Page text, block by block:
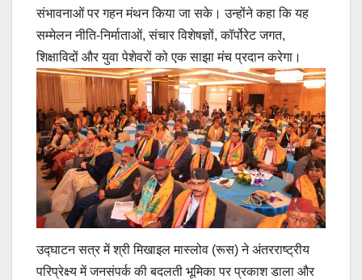
संभावनाओं पर गहन मंथन किया जा सके। उन्होंने कहा कि यह
सम्मेलन नीति-निर्माताओं, संचार विशेषज्ञों, कॉर्पोरेट जगत,
शिक्षाविदों और युवा पेशेवरों को एक साझा मंच प्रदान करेगा।
उद्घाटन सत्र में श्री मिखाइल मास्लोव (रूस) ने अंतरराष्ट्रीय
परिप्रेक्ष्य में जनसंपर्क की बदलती भूमिका पर प्रकाश डाला और